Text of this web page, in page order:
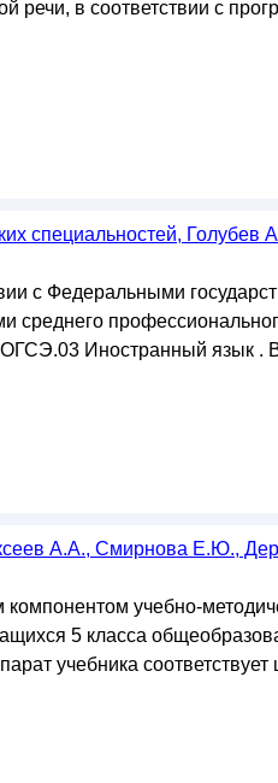
речи, в соответствии с
специальностей,
с Федеральными
среднего
ОГСЭ.03 Иностранный язык .
А.А., Смирнова Е.Ю.,
учебно-
5 класса
учебника